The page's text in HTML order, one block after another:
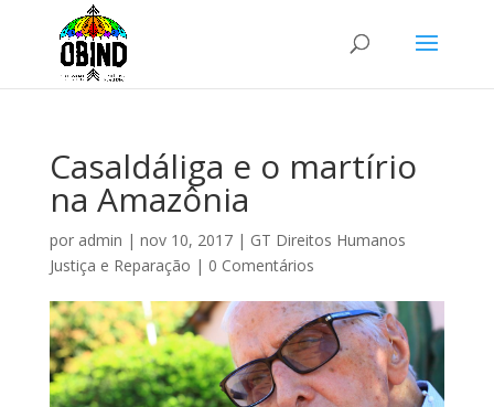
Casaldáliga e o martírio
na Amazônia
por admin | nov 10, 2017| GT Direitos Humanos
Justiça e Reparação | 0 Comentários